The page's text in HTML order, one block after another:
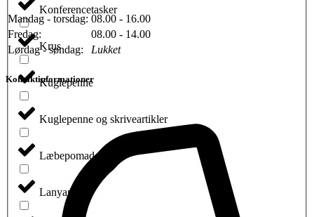
Konferencetasker
Krus
Kuglepenne
Kuglepenne og skriveartikler
Læbepomader
Lanyard
Mandag - torsdag: 08.00 - 16.00
Fredag:
08.00 - 14.00
Lørdag - søndag:
Lukket
Kontaktinformationer